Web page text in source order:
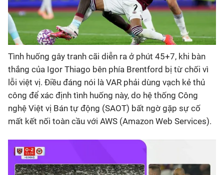
VIDEO
Bên lề
Tình huống gây tranh cãi diễn ra ở phút 45+7, khi bàn
thắng của Igor Thiago bên phía Brentford bị từ chối vì
lỗi việt vị. Điều đáng nói là VAR phải dùng vạch kẻ thủ
công để xác định tình huống này, do hệ thống Công
nghệ Việt vị Bán tự động (SAOT) bất ngờ gặp sự cố
mất kết nối toàn cầu với AWS (Amazon Web Services).